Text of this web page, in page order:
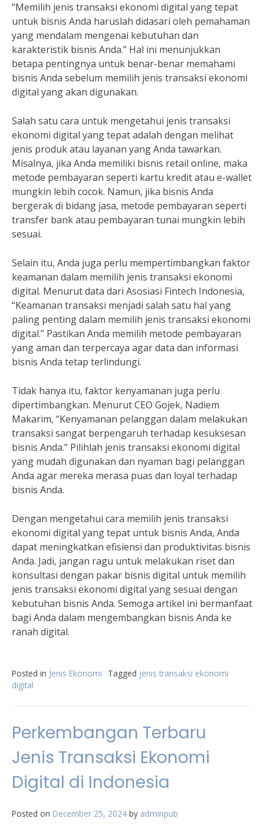
“Memilih jenis transaksi ekonomi digital yang tepat
untuk bisnis Anda haruslah didasari oleh pemahaman
yang mendalam mengenai kebutuhan dan
karakteristik bisnis Anda.” Hal ini menunjukkan
betapa pentingnya untuk benar-benar memahami
bisnis Anda sebelum memilih jenis transaksi ekonomi
digital yang akan digunakan.
Salah satu cara untuk mengetahui jenis transaksi
ekonomi digital yang tepat adalah dengan melihat
jenis produk atau layanan yang Anda tawarkan.
Misalnya, jika Anda memiliki bisnis retail online, maka
metode pembayaran seperti kartu kredit atau e-wallet
mungkin lebih cocok. Namun, jika bisnis Anda
bergerak di bidang jasa, metode pembayaran seperti
transfer bank atau pembayaran tunai mungkin lebih
sesuai.
Selain itu, Anda juga perlu mempertimbangkan faktor
keamanan dalam memilih jenis transaksi ekonomi
digital. Menurut data dari Asosiasi Fintech Indonesia,
“Keamanan transaksi menjadi salah satu hal yang
paling penting dalam memilih jenis transaksi ekonomi
digital.” Pastikan Anda memilih metode pembayaran
yang aman dan terpercaya agar data dan informasi
bisnis Anda tetap terlindungi.
Tidak hanya itu, faktor kenyamanan juga perlu
dipertimbangkan. Menurut CEO Gojek, Nadiem
Makarim, “Kenyamanan pelanggan dalam melakukan
transaksi sangat berpengaruh terhadap kesuksesan
bisnis Anda.” Pilihlah jenis transaksi ekonomi digital
yang mudah digunakan dan nyaman bagi pelanggan
Anda agar mereka merasa puas dan loyal terhadap
bisnis Anda.
Dengan mengetahui cara memilih jenis transaksi
ekonomi digital yang tepat untuk bisnis Anda, Anda
dapat meningkatkan efisiensi dan produktivitas bisnis
Anda. Jadi, jangan ragu untuk melakukan riset dan
konsultasi dengan pakar bisnis digital untuk memilih
jenis transaksi ekonomi digital yang sesuai dengan
kebutuhan bisnis Anda. Semoga artikel ini bermanfaat
bagi Anda dalam mengembangkan bisnis Anda ke
ranah digital.
Posted in Jenis Ekonomi Tagged jenis transaksi ekonomi
digital
Perkembangan Terbaru
Jenis Transaksi Ekonomi
Digital di Indonesia
Posted on December 25, 2024 by adminpub